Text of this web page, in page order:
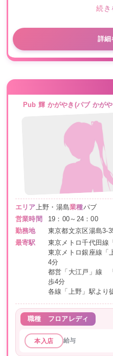
続き
詳細
Pub 輝 かがやき(パブ かが
エリア上野・湯島業種パブ
営業時間
19：00～24：00
勤務地
東京都文京区湯島3-
最寄駅
東京メトロ千代田線
東京メトロ銀座線「
4分
都営「大江戸」線
歩4分
各線「上野」駅より
職種 フロアレディ
本入店 給与